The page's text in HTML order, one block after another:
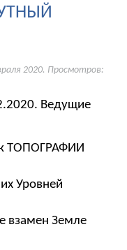
2020. Просмотров:
Ведущие
ТОПОГРАФИИ
Уровней
взамен Земле